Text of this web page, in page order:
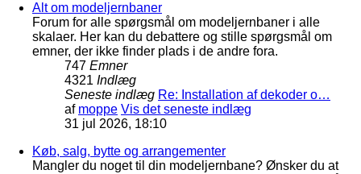
Alt om modeljernbaner
Forum for alle spørgsmål om modeljernbaner i alle
skalaer. Her kan du debattere og stille spørgsmål om
emner, der ikke finder plads i de andre fora.
747 Emner
4321 Indlæg
Seneste indlæg Re: Installation af dekoder o…
af moppe Vis det seneste indlæg
31 jul 2026, 18:10
Køb, salg, bytte og arrangementer
Mangler du noget til din modeljernbane? Ønsker du at